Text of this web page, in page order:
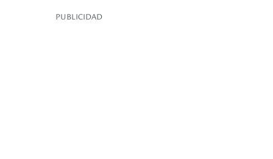
PUBLICIDAD